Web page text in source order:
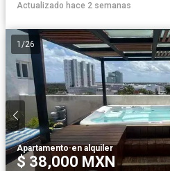
Actualizado hace 2 semanas
1 /26
Apartamento·en alquiler
$ 38,000 MXN